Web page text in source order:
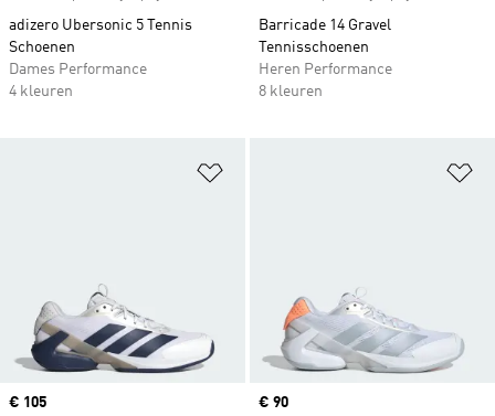
adizero Ubersonic 5 Tennis
Schoenen
Dames Performance
4 kleuren
Barricade 14 Gravel
Tennisschoenen
Heren Performance
8 kleuren
Current price
€ 105 Current price
€ 90